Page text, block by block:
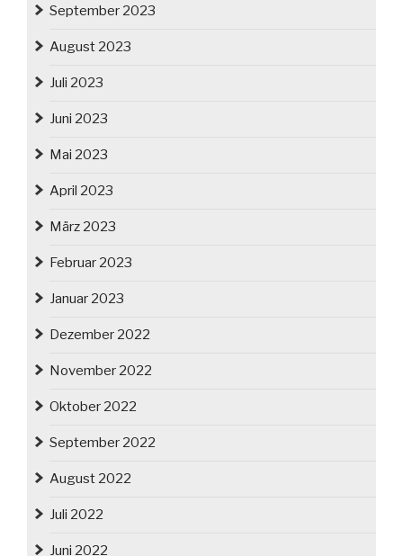
September 2023
August 2023
Juli 2023
Juni 2023
Mai 2023
April 2023
März 2023
Februar 2023
Januar 2023
Dezember 2022
November 2022
Oktober 2022
September 2022
August 2022
Juli 2022
Juni 2022